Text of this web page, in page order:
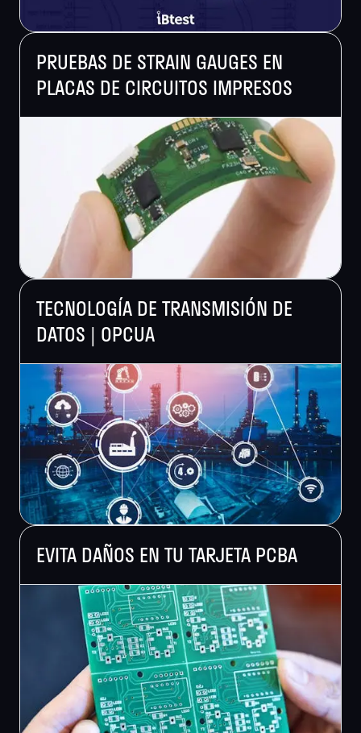
PRUEBAS DE STRAIN GAUGES EN
PLACAS DE CIRCUITOS IMPRESOS
TECNOLOGÍA DE TRANSMISIÓN DE
DATOS | OPCUA
EVITA DAÑOS EN TU TARJETA PCBA